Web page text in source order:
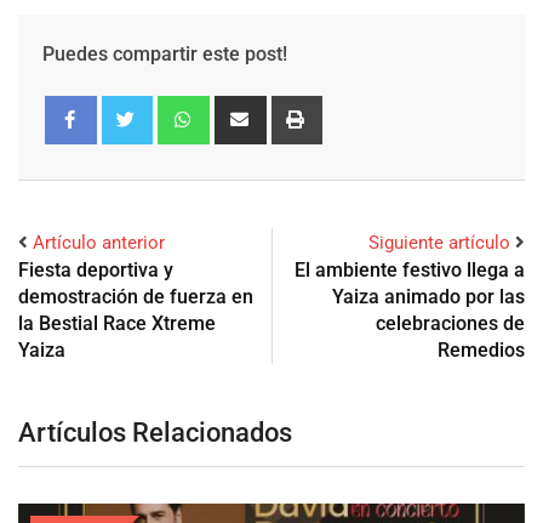
Puedes compartir este post!
Artículo anterior
Fiesta deportiva y
demostración de fuerza en
la Bestial Race Xtreme
Yaiza
Siguiente artículo
El ambiente festivo llega a
Yaiza animado por las
celebraciones de
Remedios
Artículos Relacionados